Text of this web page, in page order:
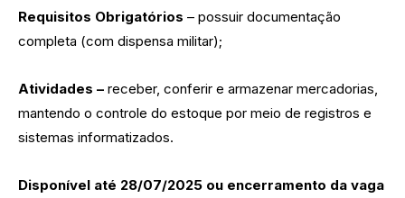
Requisitos Obrigatórios – possuir documentação
completa (com dispensa militar);
Atividades – receber, conferir e armazenar mercadorias,
mantendo o controle do estoque por meio de registros e
sistemas informatizados.
Disponível até 28/07/2025 ou encerramento da vaga